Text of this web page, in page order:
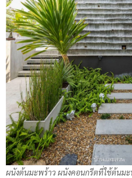
ผนังต้นมะพร้าว ผนังคอนกรีตที่ใช้ต้นม